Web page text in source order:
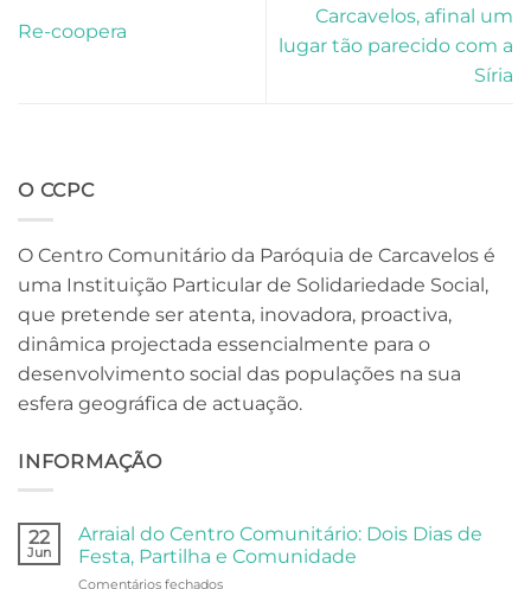
Re-coopera
Carcavelos, afinal um
lugar tão parecido com a
Síria
O CCPC
O Centro Comunitário da Paróquia de Carcavelos é
uma Instituição Particular de Solidariedade Social,
que pretende ser atenta, inovadora, proactiva,
dinâmica projectada essencialmente para o
desenvolvimento social das populações na sua
esfera geográfica de actuação.
INFORMAÇÃO
22
Jun
Arraial do Centro Comunitário: Dois Dias de
Festa, Partilha e Comunidade
Comentários fechadosem